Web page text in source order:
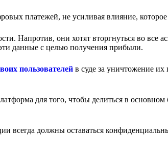
платежей, не усиливая влияние,
Напротив, они хотят вторгнуться во все
данные с целью получения прибыли.
пользователей в суде за уничтожение их
для того, чтобы делиться в
всегда должны оставаться